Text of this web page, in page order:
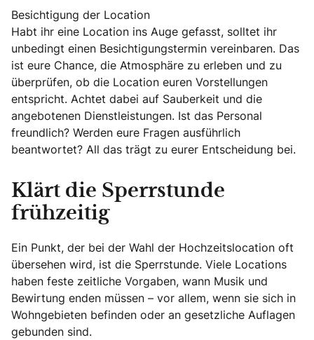
Besichtigung der Location
Habt ihr eine Location ins Auge gefasst, solltet ihr
unbedingt einen Besichtigungstermin vereinbaren. Das
ist eure Chance, die Atmosphäre zu erleben und zu
überprüfen, ob die Location euren Vorstellungen
entspricht. Achtet dabei auf Sauberkeit und die
angebotenen Dienstleistungen. Ist das Personal
freundlich? Werden eure Fragen ausführlich
beantwortet? All das trägt zu eurer Entscheidung bei.
Klärt die Sperrstunde
frühzeitig
Ein Punkt, der bei der Wahl der Hochzeitslocation oft
übersehen wird, ist die Sperrstunde. Viele Locations
haben feste zeitliche Vorgaben, wann Musik und
Bewirtung enden müssen – vor allem, wenn sie sich in
Wohngebieten befinden oder an gesetzliche Auflagen
gebunden sind.